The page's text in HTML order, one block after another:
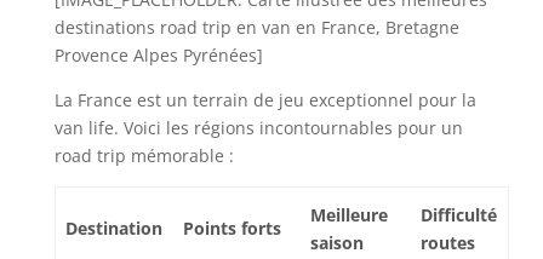
destinations road trip en van en France, Bretagne
Provence Alpes Pyrénées]
La France est un terrain de jeu exceptionnel pour la
van life. Voici les régions incontournables pour un
road trip mémorable :
Destination Points forts
Meilleure
saison
Difficulté
routes